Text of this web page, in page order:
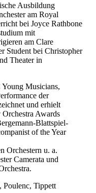
Ausbildung
am Royal
bei Joyce Rathbone
mit
am Clare
Student bei Christopher
Theater in
Musicians,
der
und erhielt
Orchestra Awards
Blattspiel-
of the Year
Orchestern u. a.
Camerata und
Poulenc, Tippett